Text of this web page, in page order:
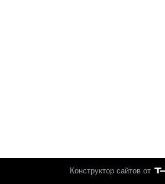
Конструктор сайтов от